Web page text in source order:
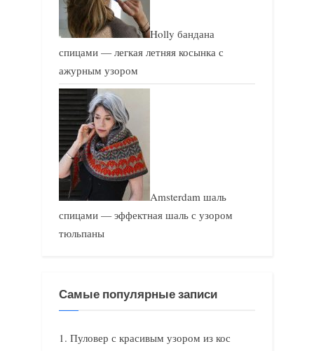
Holly бандана
спицами — легкая летняя косынка с
ажурным узором
Amsterdam шаль
спицами — эффектная шаль с узором
тюльпаны
Самые популярные записи
Пуловер с красивым узором из кос